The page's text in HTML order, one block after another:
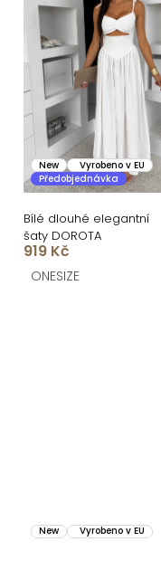
New
Vyrobeno v EU
Předobjednávka
Bílé dlouhé elegantní
šaty DOROTA
919 Kč
ONESIZE
New Vyrobeno v EU